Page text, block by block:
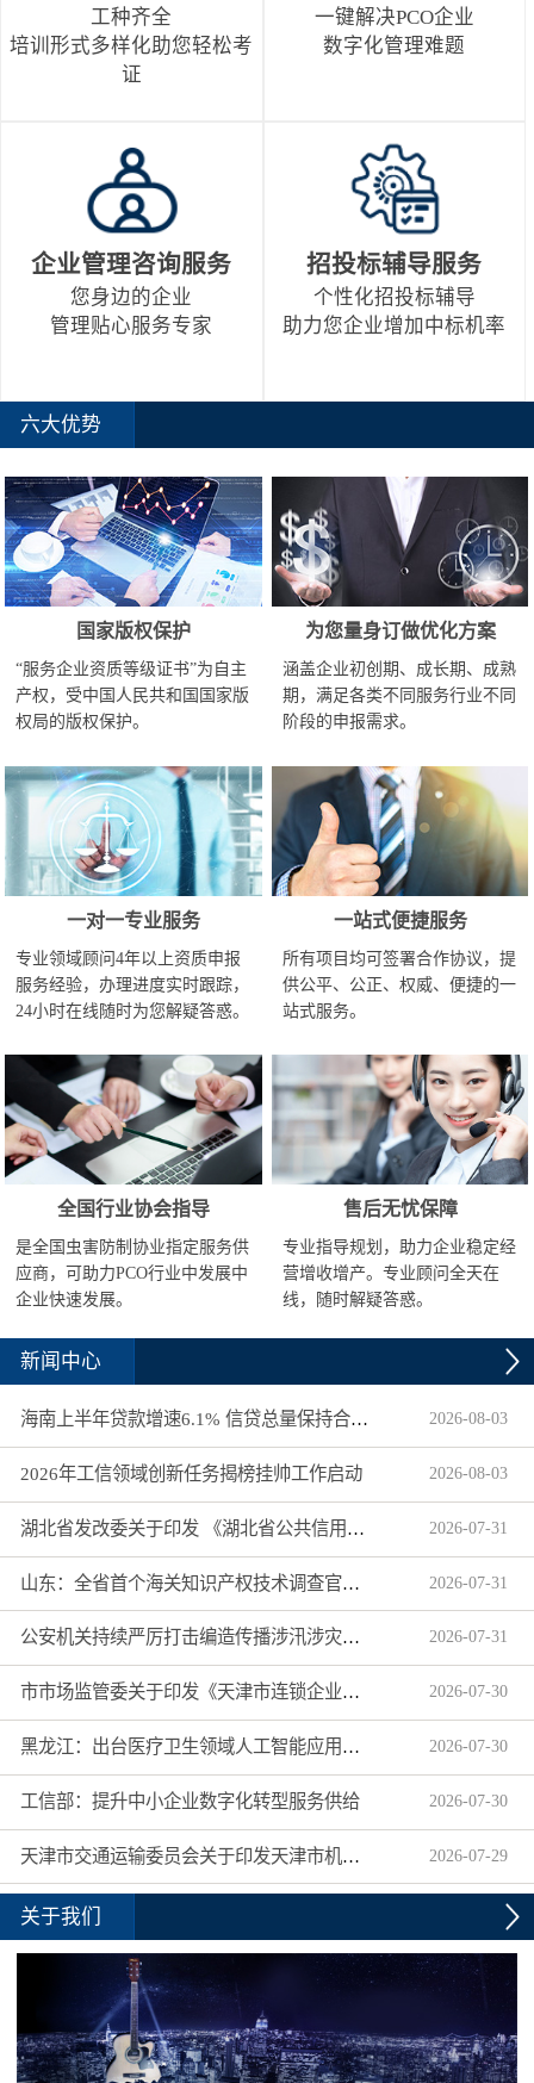
工种齐全
培训形式多样化助您轻松考
证
一键解决PCO企业
数字化管理难题
企业管理咨询服务
您身边的企业
管理贴心服务专家
招投标辅导服务
个性化招投标辅导
助力您企业增加中标机率
六大优势
国家版权保护
“服务企业资质等级证书”为自主
产权，受中国人民共和国国家版
权局的版权保护。
为您量身订做优化方案
涵盖企业初创期、成长期、成熟
期，满足各类不同服务行业不同
阶段的申报需求。
一对一专业服务
专业领域顾问4年以上资质申报
服务经验，办理进度实时跟踪，
24小时在线随时为您解疑答惑。
一站式便捷服务
所有项目均可签署合作协议，提
供公平、公正、权威、便捷的一
站式服务。
全国行业协会指导
是全国虫害防制协业指定服务供
应商，可助力PCO行业中发展中
企业快速发展。
售后无忧保障
专业指导规划，助力企业稳定经
营增收增产。专业顾问全天在
线，随时解疑答惑。
新闻中心
海南上半年贷款增速6.1% 信贷总量保持合理平稳增长 2026-08-03
2026年工信领域创新任务揭榜挂帅工作启动 2026-08-03
湖北省发改委关于印发 《湖北省公共信用信息目录（2026年版）》的通知 2026-07-31
山东：全省首个海关知识产权技术调查官制度落地济南自贸片区 2026-07-31
公安机关持续严厉打击编造传播涉汛涉灾网络谣言 2026-07-31
市市场监管委关于印发《天津市连锁企业食品经营许可“先证后核”信用承诺审批实施办法》的通知 2026-07-30
黑龙江：出台医疗卫生领域人工智能应用工作实施方案 2026-07-30
工信部：提升中小企业数字化转型服务供给 2026-07-30
天津市交通运输委员会关于印发天津市机动车驾驶员培训机构及教练员综合信用评价管理办法的通知 2026-07-29
关于我们